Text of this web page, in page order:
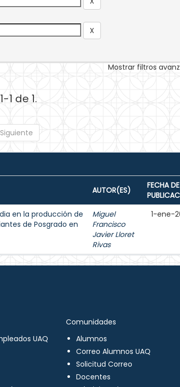
Mostrar filtros
1 de 1.
Siguiente
AUTOR(ES)
FECHA DE
en la producción de
de Posgrado en
Miguel
Francisco
Javier Lloret
Rivas
1-ene-
UAQ
Comunidades
Alumnos
Correo Alumnos UAQ
Solicitud Correo
Docentes